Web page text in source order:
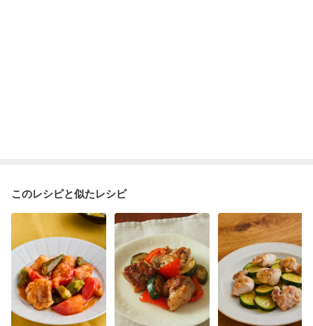
このレシピと似たレシピ